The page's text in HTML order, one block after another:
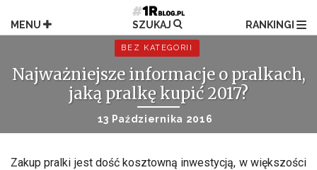
do
treści
MENU SZUKAJ RANKINGI
BEZ KATEGORII
Najważniejsze informacje o pralkach,
jaką pralkę kupić 2017?
13 Października 2016
Zakup pralki jest dość kosztowną inwestycją, w większości